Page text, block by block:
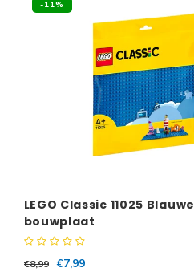
-11%
LEGO Classic 11025 Blauwe
bouwplaat
€8,99
€7,99